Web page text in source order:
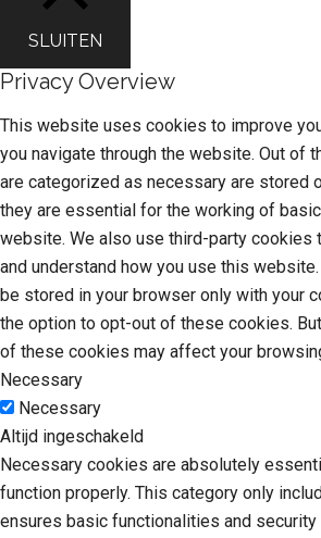
SLUITEN
Privacy Overview
This website uses cookies to improve
you navigate through the website. Out of
are categorized as necessary are stored
they are essential for the working of
website. We also use third-party cookies
and understand how you use this
be stored in your browser only with your
the option to opt-out of these cookies.
of these cookies may affect your
Necessary
Necessary
Altijd ingeschakeld
Necessary cookies are absolutely
function properly. This category only
ensures basic functionalities and